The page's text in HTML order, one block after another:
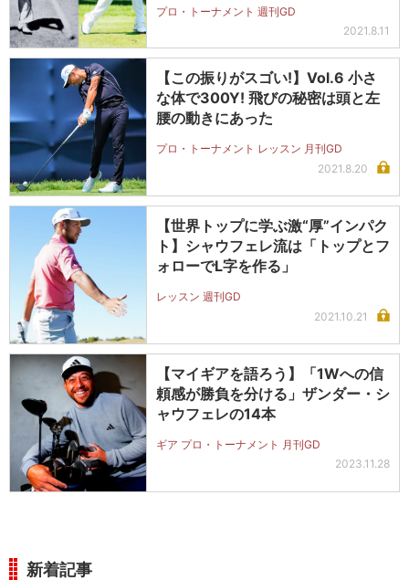
プロ・トーナメント 週刊GD
2021.8.11
【この振りがスゴい!】Vol.6 小さ
な体で300Y! 飛びの秘密は頭と左
腰の動きにあった
プロ・トーナメント レッスン 月刊GD
2021.8.20
【世界トップに学ぶ激“厚”インパク
ト】シャウフェレ流は「トップとフ
ォローでL字を作る」
レッスン 週刊GD
2021.10.21
【マイギアを語ろう】「1Wへの信
頼感が勝負を分ける」ザンダー・シ
ャウフェレの14本
ギア プロ・トーナメント 月刊GD
2023.11.28
新着記事